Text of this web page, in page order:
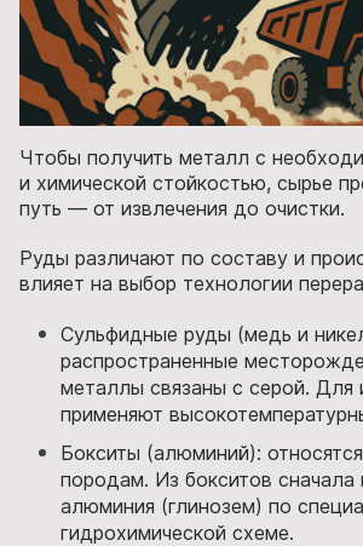
Чтобы получить металл с
и химической стойкостью, сырье
путь — от извлечения до очистки.
Руды различают по составу и
влияет на выбор технологии
Сульфидные руды (медь и
распространенные
металлы связаны с серой. Для
применяют
Бокситы (алюминий):
породам. Из бокситов
алюминия (глинозем) по
гидрохимической схеме.